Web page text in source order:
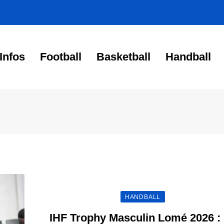
Infos Football Basketball Handball
HANDBALL
IHF Trophy Masculin Lomé 2026 :